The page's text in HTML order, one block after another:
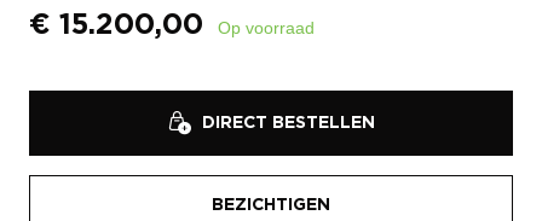
€ 15.200,00 Op voorraad
DIRECT BESTELLEN
BEZICHTIGEN